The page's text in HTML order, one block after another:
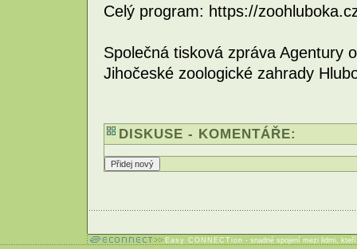
Celý program: https://
Společná tisková zpráva Agentury
Jihočeské zoologické zahrady
DISKUSE - KOMENTÁŘE:
Easy CONNECTion - snadné spojení mezi lidmi,